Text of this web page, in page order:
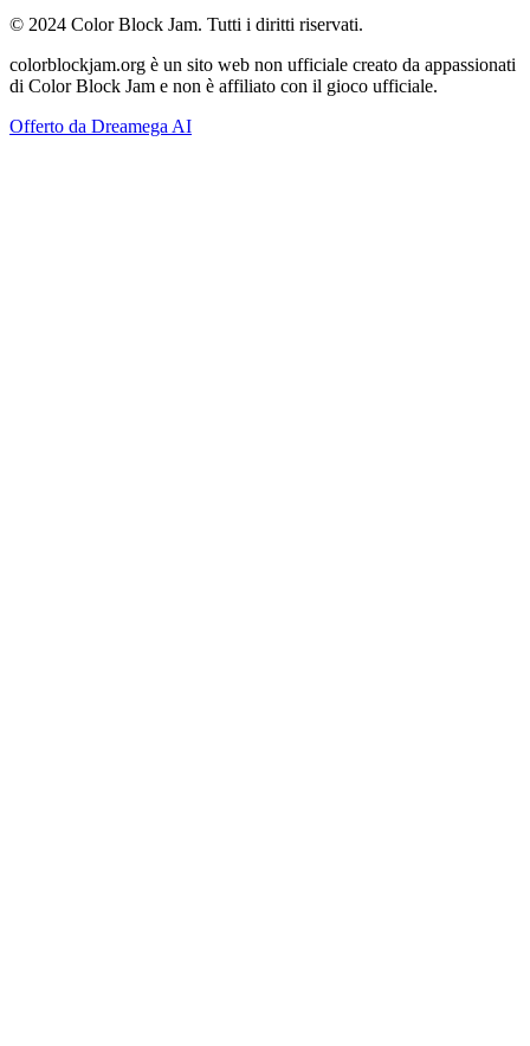
© 2024 Color Block Jam. Tutti i diritti riservati.
colorblockjam.org è un sito web non ufficiale creato da appassionati
di Color Block Jam e non è affiliato con il gioco ufficiale.
Offerto da Dreamega AI